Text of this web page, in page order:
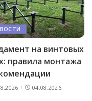
на винтовых
правила монтажа
04.08.2026